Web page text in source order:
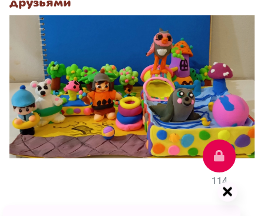
друзьями
114